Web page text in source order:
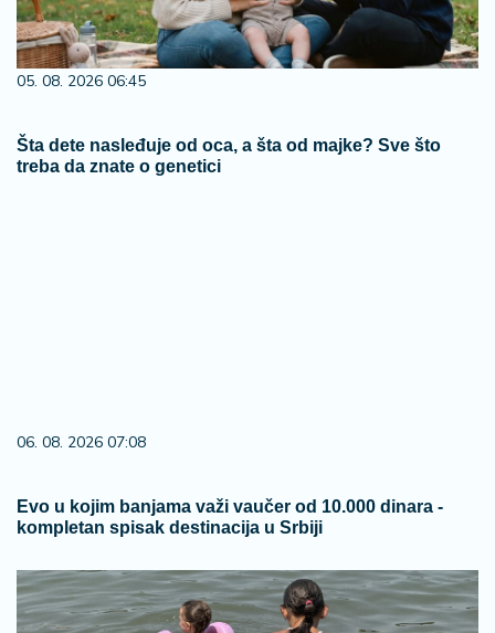
05. 08. 2026 06:45
Šta dete nasleđuje od oca, a šta od majke? Sve što
treba da znate o genetici
06. 08. 2026 07:08
Evo u kojim banjama važi vaučer od 10.000 dinara -
kompletan spisak destinacija u Srbiji